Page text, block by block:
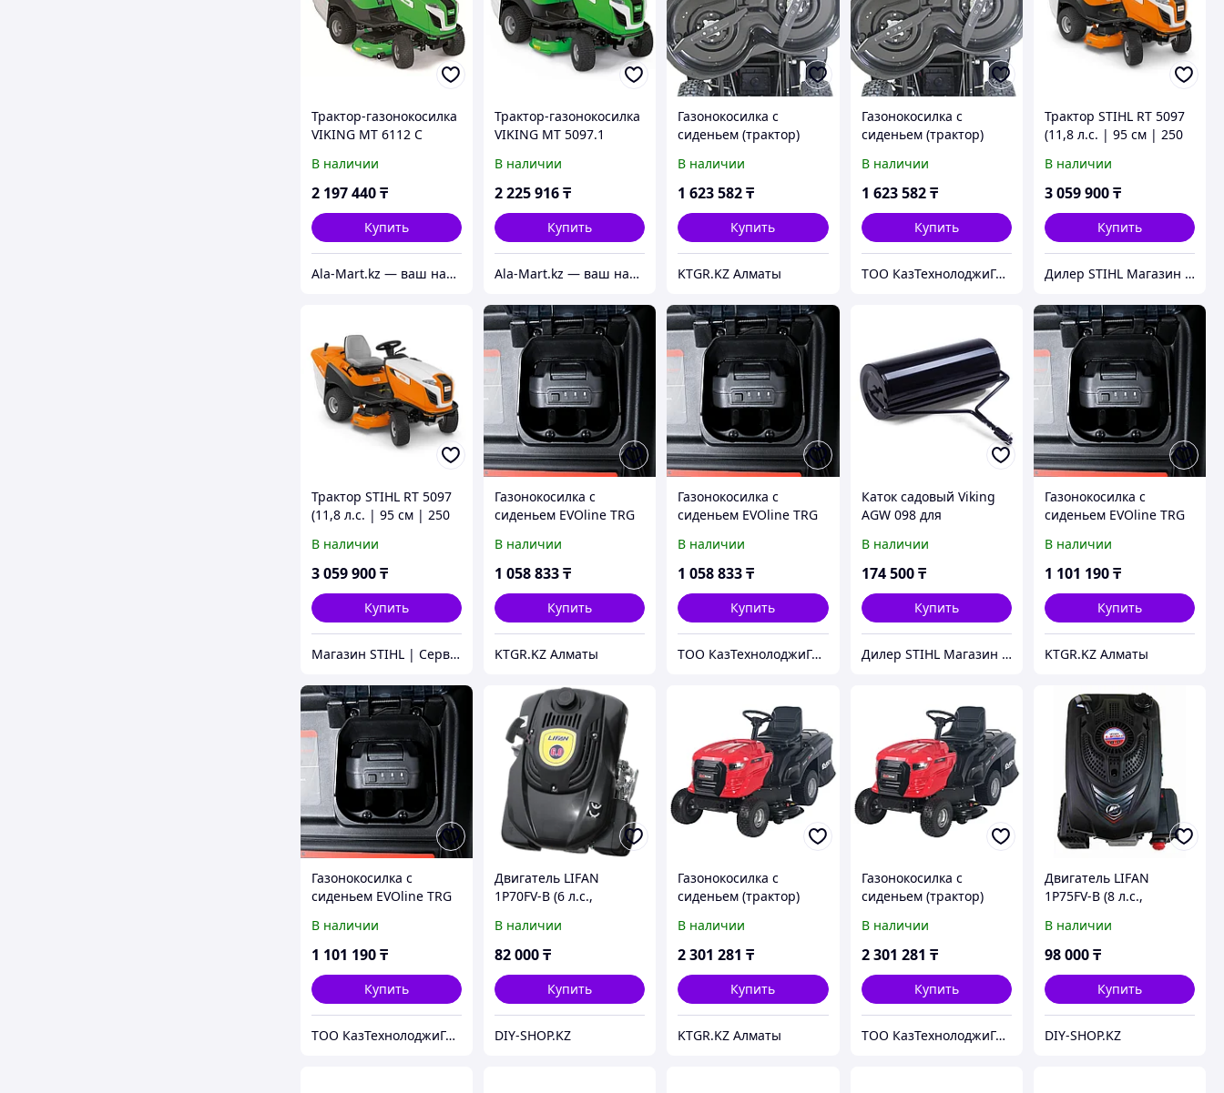
Трактор-газонокосилка
VIKING MT 6112 C
В наличии
2 197 440₸
Купить
Ala-Mart.kz — ваш надежный партнер в мире качественных товаров.
Трактор-газонокосилка
VIKING MT 5097.1
В наличии
2 225 916₸
Купить
Ala-Mart.kz — ваш надежный партнер в мире качественных товаров.
Газонокосилка с
сиденьем (трактор)
двигателем Zongshen)
В наличии
1 623 582₸
Купить
KTGR.KZ Алматы
Газонокосилка с
сиденьем (трактор)
двигателем Zongshen)
В наличии
1 623 582 ₸
Купить
ТОО КазТехнолоджиГрупп Астана
Трактор STIHL RT 5097
(11,8 л.с. | 95 см | 250
(минитрактор)
В наличии
3 059 900₸
Купить
Дилер STIHL Магазин | Сервисный Центр ШТИЛЬ.kz
Трактор STIHL RT 5097
(11,8 л.с. | 95 см | 250
(минитрактор)
В наличии
3 059 900₸
Купить
Магазин STIHL | Сервисный Центр ШТИЛЬ
Газонокосилка с
сиденьем EVOline TRG
В наличии
1 058 833₸
Купить
KTGR.KZ Алматы
Газонокосилка с
сиденьем EVOline TRG
В наличии
1 058 833₸
Купить
ТОО КазТехнолоджиГрупп Астана
Каток садовый Viking
AGW 098 для
В наличии
174 500 ₸
Купить
Дилер STIHL Магазин | Сервисный Центр ШТИЛЬ.kz
Газонокосилка с
сиденьем EVOline TRG
В наличии
1 101 190₸
Купить
KTGR.KZ Алматы
Газонокосилка с
сиденьем EVOline TRG
В наличии
1 101 190₸
Купить
ТОО КазТехнолоджиГрупп Астана
Двигатель LIFAN
1P70FV-B (6 л.с.,
22мм)
В наличии
82 000₸
Купить
DIY-SHOP.KZ
Газонокосилка с
сиденьем (трактор)
В наличии
2 301 281 ₸
Купить
KTGR.KZ Алматы
Газонокосилка с
сиденьем (трактор)
В наличии
2 301 281 ₸
Купить
ТОО КазТехнолоджиГрупп Астана
Двигатель LIFAN
1P75FV-B (8 л.с.,
22мм)
В наличии
98 000₸
Купить
DIY-SHOP.KZ